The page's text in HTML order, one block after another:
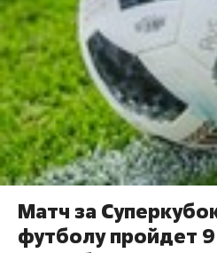
Матч за
футболу пройдет